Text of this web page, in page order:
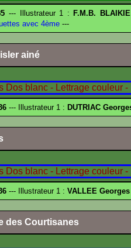
--- Illustrateur 1 : F.M.B.
avec 4ème ---
ainé
--- Illustrateur 1 : DUTRIAC
--- Illustrateur 1 : VALLEE Georges
des Courtisanes